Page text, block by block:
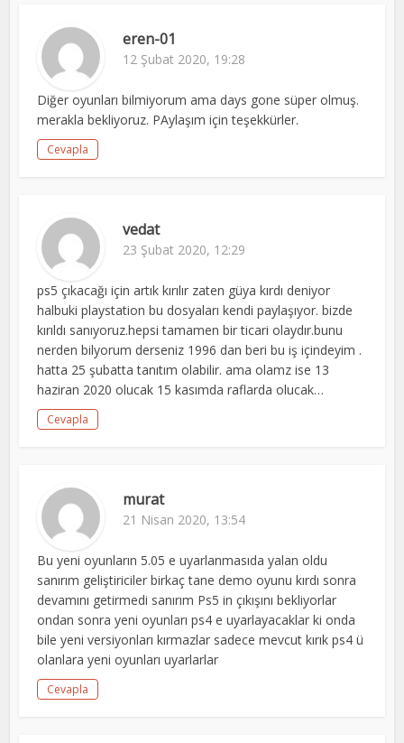
eren-01
12 Şubat 2020, 19:28
Diğer oyunları bilmiyorum ama days gone süper olmuş.
merakla bekliyoruz. PAylaşım için teşekkürler.
Cevapla
vedat
23 Şubat 2020, 12:29
ps5 çıkacağı için artık kırılır zaten güya kırdı deniyor
halbuki playstation bu dosyaları kendi paylaşıyor. bizde
kırıldı sanıyoruz.hepsi tamamen bir ticari olaydır.bunu
nerden bilyorum derseniz 1996 dan beri bu iş içindeyim .
hatta 25 şubatta tanıtım olabilir. ama olamz ise 13
haziran 2020 olucak 15 kasımda raflarda olucak…
Cevapla
murat
21 Nisan 2020, 13:54
Bu yeni oyunların 5.05 e uyarlanmasıda yalan oldu
sanırım geliştiriciler birkaç tane demo oyunu kırdı sonra
devamını getirmedi sanırım Ps5 in çıkışını bekliyorlar
ondan sonra yeni oyunları ps4 e uyarlayacaklar ki onda
bile yeni versiyonları kırmazlar sadece mevcut kırık ps4 ü
olanlara yeni oyunları uyarlarlar
Cevapla